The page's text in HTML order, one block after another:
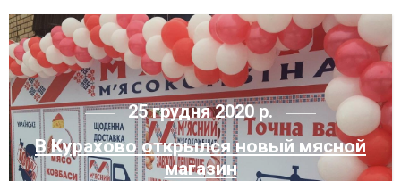
25 грудня 2020 р.
В Курахово открылся новый мясной
магазин